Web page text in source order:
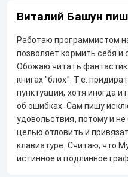
Виталий Башун
Работаю программистом
позволяет кормить себя и
Обожаю читать
книгах "блох". Т.е.
пунктуации, хотя иногда
об ошибках. Сам пишу
удовольствия, потому и
целью отловить и
клавиатуре. Считаю, что
истинное и подлинное